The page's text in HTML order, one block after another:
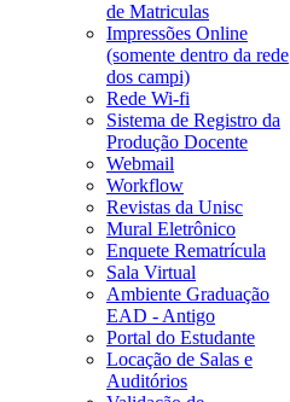
de Matriculas
Impressões Online
(somente dentro da rede
dos campi)
Rede Wi-fi
Sistema de Registro da
Produção Docente
Webmail
Workflow
Revistas da Unisc
Mural Eletrônico
Enquete Rematrícula
Sala Virtual
Ambiente Graduação
EAD - Antigo
Portal do Estudante
Locação de Salas e
Auditórios